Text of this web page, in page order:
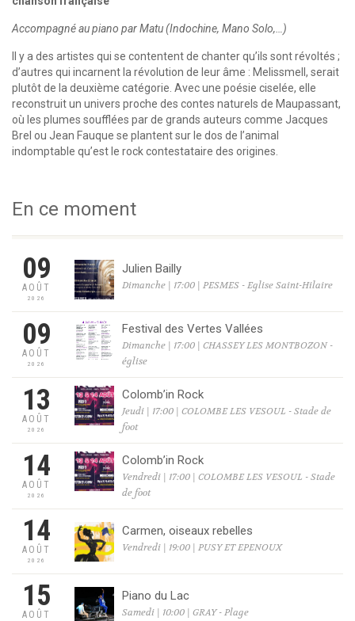
Accompagné au piano par Matu (Indochine, Mano Solo,…)
Il y a des artistes qui se contentent de chanter qu’ils sont révoltés ;
d’autres qui incarnent la révolution de leur âme : Melissmell, serait
plutôt de la deuxième catégorie. Avec une poésie ciselée, elle
reconstruit un univers proche des contes naturels de Maupassant,
où les plumes soufflées par de grands auteurs comme Jacques
Brel ou Jean Fauque se plantent sur le dos de l’animal
indomptable qu’est le rock contestataire des origines.
En ce moment
09
AOÛT
2026
Julien Bailly
Dimanche | 17:00 | PESMES - Eglise Saint-Hilaire
09
AOÛT
2026
Festival des Vertes Vallées
Dimanche | 17:00 | CHASSEY LES MONTBOZON -
église
13
AOÛT
2026
Colomb’in Rock
Jeudi | 17:00 | COLOMBE LES VESOUL - Stade de
foot
14
AOÛT
2026
Colomb’in Rock
Vendredi | 17:00 | COLOMBE LES VESOUL - Stade
de foot
14
AOÛT
2026
Carmen, oiseaux rebelles
Vendredi | 19:00 | PUSY ET EPENOUX
15
AOÛT
Piano du Lac
Samedi | 10:00 | GRAY - Plage